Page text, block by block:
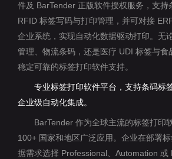
件及 BarTender 正版软件授权服务，支持
RFID 标签写码与打印管理，并可对接
企业系统，实现自动化数据驱动打印。无
管理、物流条码，还是医疗 UDI 标签与食
稳定可靠的标签打印软件支持。
专业标签打印软件平台，支持条码标
企业级自动化集成。
BarTender 作为全球主流的标签打印
100+ 国家和地区广泛应用。企业在部署
据需求选择 Professional、Automation 或